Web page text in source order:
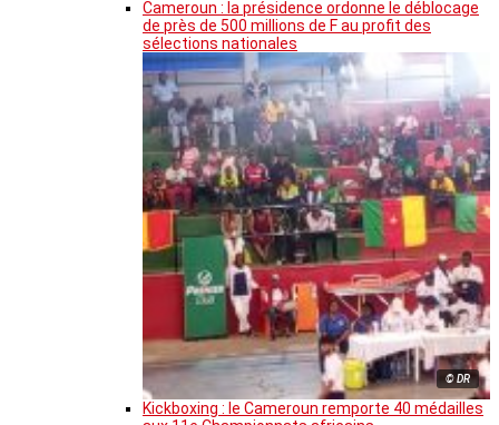
Cameroun : la présidence ordonne le déblocage
de près de 500 millions de F au profit des
sélections nationales
© DR
Kickboxing : le Cameroun remporte 40 médailles